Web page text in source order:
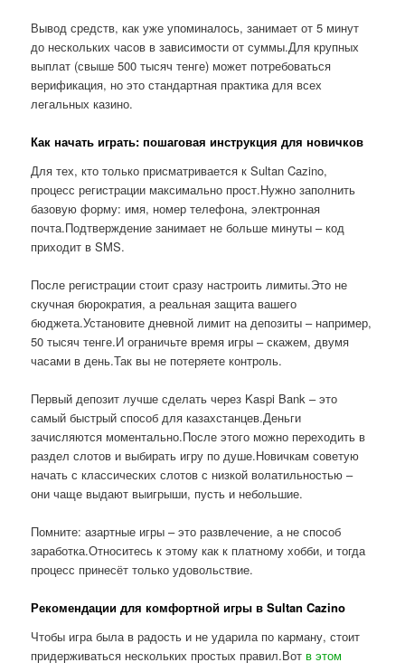
Вывод средств, как уже упоминалось, занимает от 5 минут
до нескольких часов в зависимости от суммы.Для крупных
выплат (свыше 500 тысяч тенге) может потребоваться
верификация, но это стандартная практика для всех
легальных казино.
Как начать играть: пошаговая инструкция для новичков
Для тех, кто только присматривается к Sultan Cazino,
процесс регистрации максимально прост.Нужно заполнить
базовую форму: имя, номер телефона, электронная
почта.Подтверждение занимает не больше минуты – код
приходит в SMS.
После регистрации стоит сразу настроить лимиты.Это не
скучная бюрократия, а реальная защита вашего
бюджета.Установите дневной лимит на депозиты – например,
50 тысяч тенге.И ограничьте время игры – скажем, двумя
часами в день.Так вы не потеряете контроль.
Первый депозит лучше сделать через Kaspi Bank – это
самый быстрый способ для казахстанцев.Деньги
зачисляются моментально.После этого можно переходить в
раздел слотов и выбирать игру по душе.Новичкам советую
начать с классических слотов с низкой волатильностью –
они чаще выдают выигрыши, пусть и небольшие.
Помните: азартные игры – это развлечение, а не способ
заработка.Относитесь к этому как к платному хобби, и тогда
процесс принесёт только удовольствие.
Рекомендации для комфортной игры в Sultan Cazino
Чтобы игра была в радость и не ударила по карману, стоит
придерживаться нескольких простых правил.Вотв этом